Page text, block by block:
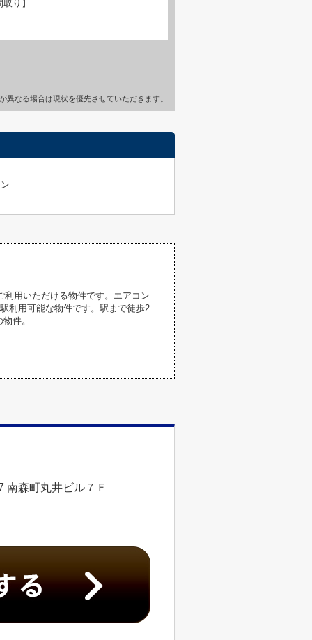
り】
なる場合は現状を優先させていただきます。
用いただける物件です。エアコン
利用可能な物件です。駅まで徒歩2
件。
南森町丸井ビル７Ｆ